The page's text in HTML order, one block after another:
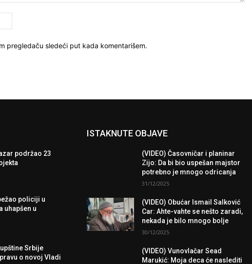
pregledaču sledeći put kada komentarišem.
podržao 23
policiji u
uhapšen u
Srbije
o novoj Vladi
ISTAKNUTE OBJAVE
(VIDEO) Časovničar i planinar
Zijo: Da bi bio uspešan majstor
potrebno je mnogo odricanja
31/12/2025
(VIDEO) Obućar Ismail Salković
Car: Ahte-vahte se nešto zaradi,
nekada je bilo mnogo bolje
30/12/2025
(VIDEO) Vunovlačar Sead
Marukić: Moja deca će naslediti